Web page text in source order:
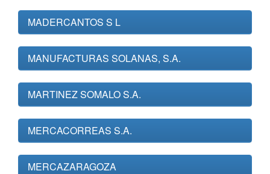
MADERCANTOS S L
MANUFACTURAS SOLANAS, S.A.
MARTINEZ SOMALO S.A.
MERCACORREAS S.A.
MERCAZARAGOZA